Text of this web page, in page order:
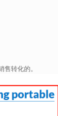
转化的。